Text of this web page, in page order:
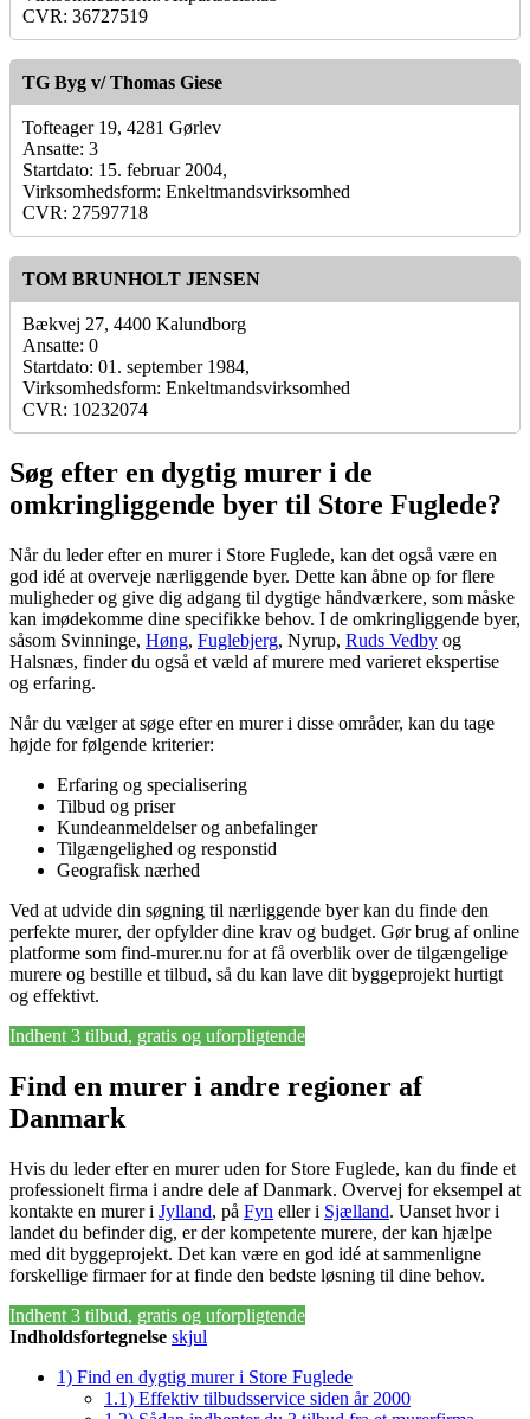
CVR: 36727519
TG Byg v/ Thomas Giese
Tofteager 19, 4281 Gørlev
Ansatte: 3
Startdato: 15. februar 2004,
Virksomhedsform: Enkeltmandsvirksomhed
CVR: 27597718
TOM BRUNHOLT JENSEN
Bækvej 27, 4400 Kalundborg
Ansatte: 0
Startdato: 01. september 1984,
Virksomhedsform: Enkeltmandsvirksomhed
CVR: 10232074
Søg efter en dygtig murer i de
omkringliggende byer til Store Fuglede?
Når du leder efter en murer i Store Fuglede, kan det også være en
god idé at overveje nærliggende byer. Dette kan åbne op for flere
muligheder og give dig adgang til dygtige håndværkere, som måske
kan imødekomme dine specifikke behov. I de omkringliggende byer,
såsom Svinninge, Høng, Fuglebjerg, Nyrup, Ruds Vedby og
Halsnæs, finder du også et væld af murere med varieret ekspertise
og erfaring.
Når du vælger at søge efter en murer i disse områder, kan du tage
højde for følgende kriterier:
Erfaring og specialisering
Tilbud og priser
Kundeanmeldelser og anbefalinger
Tilgængelighed og responstid
Geografisk nærhed
Ved at udvide din søgning til nærliggende byer kan du finde den
perfekte murer, der opfylder dine krav og budget. Gør brug af online
platforme som find-murer.nu for at få overblik over de tilgængelige
murere og bestille et tilbud, så du kan lave dit byggeprojekt hurtigt
og effektivt.
Indhent 3 tilbud, gratis og uforpligtende
Find en murer i andre regioner af
Danmark
Hvis du leder efter en murer uden for Store Fuglede, kan du finde et
professionelt firma i andre dele af Danmark. Overvej for eksempel at
kontakte en murer i Jylland, på Fyn eller i Sjælland. Uanset hvor i
landet du befinder dig, er der kompetente murere, der kan hjælpe
med dit byggeprojekt. Det kan være en god idé at sammenligne
forskellige firmaer for at finde den bedste løsning til dine behov.
Indhent 3 tilbud, gratis og uforpligtende
Indholdsfortegnelse skjul
1) Find en dygtig murer i Store Fuglede
1.1) Effektiv tilbudsservice siden år 2000